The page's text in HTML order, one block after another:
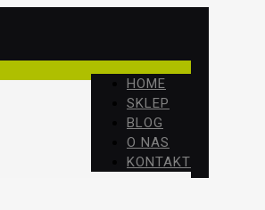
HOME
SKLEP
BLOG
O NAS
KONTAKT